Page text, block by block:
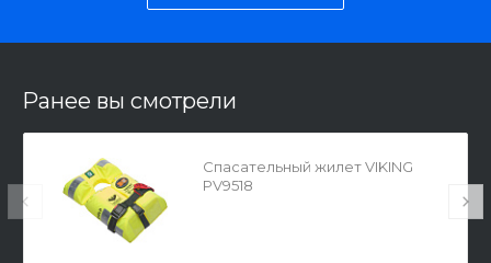
Ранее вы смотрели
Спасательный жилет VIKING
PV9518